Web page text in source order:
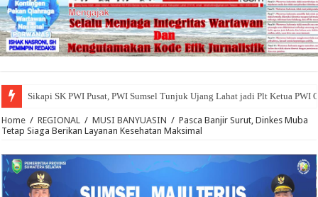
Sikapi SK PWI Pusat, PWI Sumsel Tunjuk Ujang Lahat jadi Plt Ketua PWI
Home / REGIONAL / MUSI BANYUASIN / Pasca Banjir Surut, Dinkes Muba
Tetap Siaga Berikan Layanan Kesehatan Maksimal